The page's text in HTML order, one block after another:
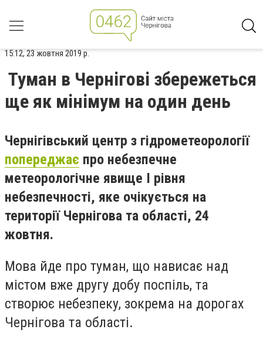
15:12, 23 жовтня 2019 р.
Туман в Чернігові збережеться
ще як мінімум на один день
Чернігівський центр з гідрометеорології
попереджає про небезпечне
метеорологічне явище І рівня
небезпечності, яке очікується на
території Чернігова та області, 24
жовтня.
Мова йде про туман, що нависає над
містом вже другу добу поспіль, та
створює небезпеку, зокрема на дорогах
Чернігова та області.